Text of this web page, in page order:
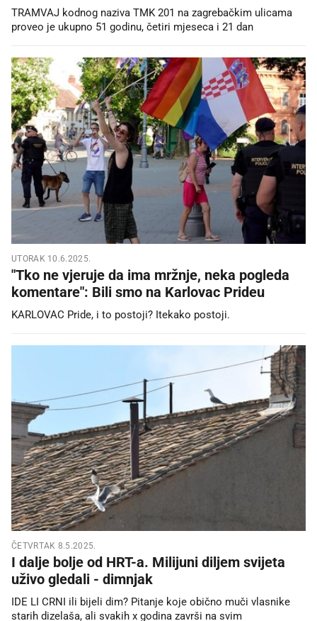
TRAMVAJ kodnog naziva TMK 201 na zagrebačkim ulicama
proveo je ukupno 51 godinu, četiri mjeseca i 21 dan
UTORAK 10.6.2025.
"Tko ne vjeruje da ima mržnje, neka pogleda
komentare": Bili smo na Karlovac Prideu
KARLOVAC Pride, i to postoji? Itekako postoji.
ČETVRTAK 8.5.2025.
I dalje bolje od HRT-a. Milijuni diljem svijeta
uživo gledali - dimnjak
IDE LI CRNI ili bijeli dim? Pitanje koje obično muči vlasnike
starih dizelaša, ali svakih x godina završi na svim